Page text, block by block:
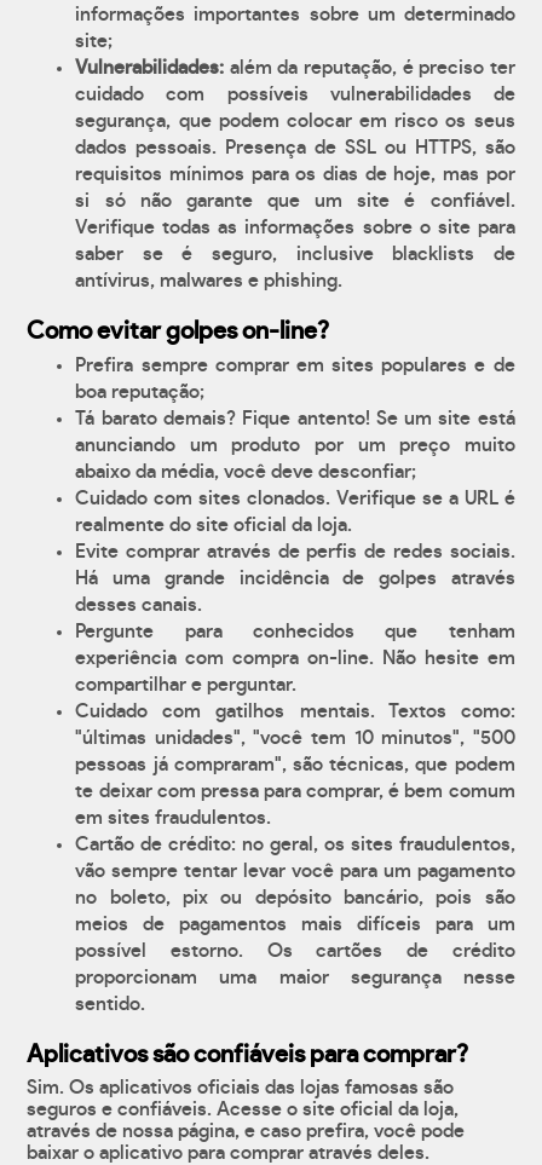
informações importantes sobre um determinado
site;
Vulnerabilidades: além da reputação, é preciso ter
cuidado com possíveis vulnerabilidades de
segurança, que podem colocar em risco os seus
dados pessoais. Presença de SSL ou HTTPS, são
requisitos mínimos para os dias de hoje, mas por
si só não garante que um site é confiável.
Verifique todas as informações sobre o site para
saber se é seguro, inclusive blacklists de
antívirus, malwares e phishing.
Como evitar golpes on-line?
Prefira sempre comprar em sites populares e de
boa reputação;
Tá barato demais? Fique antento! Se um site está
anunciando um produto por um preço muito
abaixo da média, você deve desconfiar;
Cuidado com sites clonados. Verifique se a URL é
realmente do site oficial da loja.
Evite comprar através de perfis de redes sociais.
Há uma grande incidência de golpes através
desses canais.
Pergunte para conhecidos que tenham
experiência com compra on-line. Não hesite em
compartilhar e perguntar.
Cuidado com gatilhos mentais. Textos como:
"últimas unidades", "você tem 10 minutos", "500
pessoas já compraram", são técnicas, que podem
te deixar com pressa para comprar, é bem comum
em sites fraudulentos.
Cartão de crédito: no geral, os sites fraudulentos,
vão sempre tentar levar você para um pagamento
no boleto, pix ou depósito bancário, pois são
meios de pagamentos mais difíceis para um
possível estorno. Os cartões de crédito
proporcionam uma maior segurança nesse
sentido.
Aplicativos são confiáveis para comprar?
Sim. Os aplicativos oficiais das lojas famosas são
seguros e confiáveis. Acesse o site oficial da loja,
através de nossa página, e caso prefira, você pode
baixar o aplicativo para comprar através deles.